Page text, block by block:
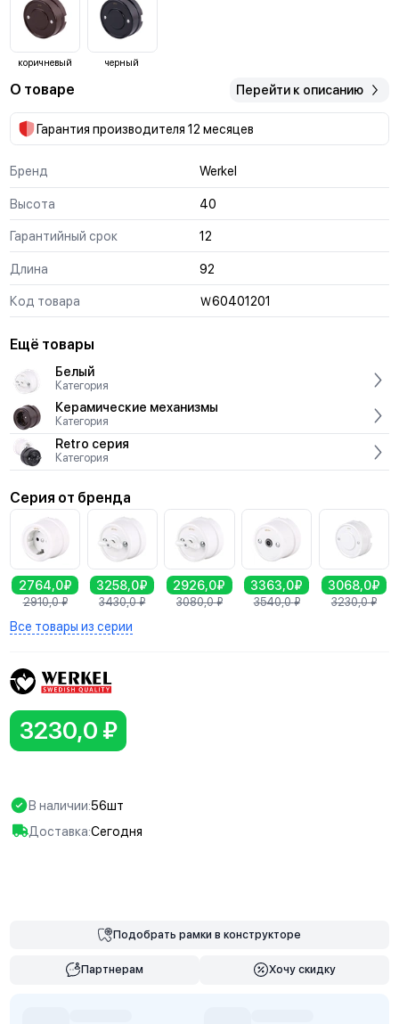
коричневый черный
О товаре Перейти к описанию
Гарантия производителя 12 месяцев
Бренд Werkel
Высота 40
Гарантийный срок 12
Длина 92
Код товара Ｗ60401201
Ещё товары
Белый
Категория
Керамические механизмы
Категория
Retro серия
Категория
Серия от бренда
2764,0₽
2910,0 ₽
3258,0₽
3430,0 ₽
2926,0₽
3080,0 ₽
3363,0₽
3540,0 ₽
3068,0₽
3230,0 ₽
Все товары из серии
3230,0 ₽
В наличии:56шт
Доставка:Сегодня
Подобрать рамкив конструкторе
Партнерам Хочу скидку